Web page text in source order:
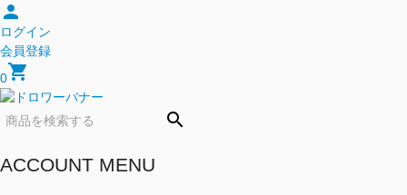
person
ログイン
会員登録
0shopping_cart
search
ACCOUNT MENU